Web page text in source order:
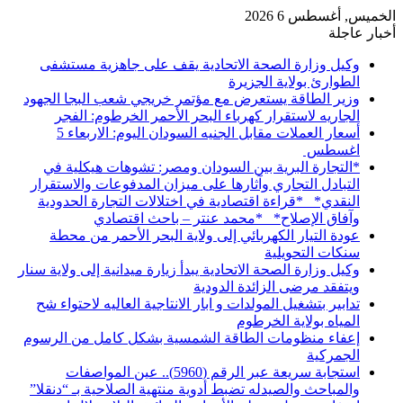
الخميس, أغسطس 6 2026
أخبار عاجلة
وكيل وزارة الصحة الاتحادية يقف على جاهزية مستشفى
الطوارئ بولاية الجزيرة
وزير الطاقة يستعرض مع مؤتمر خريجي شعب البجا الجهود
الجاريه لاستقرار كهرباء البحر الأحمر الخرطوم: الفجر
أسعار العملات مقابل الجنيه السودان اليوم: الاربعاء 5
اغسطس
*التجارة البرية بين السودان ومصر: تشوهات هيكلية في
التبادل التجاري وآثارها على ميزان المدفوعات والاستقرار
النقدي* *قراءة اقتصادية في اختلالات التجارة الحدودية
وآفاق الإصلاح* *محمد عنتر – باحث اقتصادي
عودة التيار الكهربائي إلى ولاية البحر الأحمر من محطة
سنكات التحويلية
وكيل وزارة الصحة الاتحادية يبدأ زيارة ميدانية إلى ولاية سنار
ويتفقد مرضى الزائدة الدودية
تدابير بتشغيل المولدات و ابار الانتاجية العاليه لاحتواء شح
المياه بولاية الخرطوم
إعفاء منظومات الطاقة الشمسية بشكل كامل من الرسوم
الجمركية
استجابة سريعة عبر الرقم (5960).. عين المواصفات
والمباحث والصيدله تضبط أدوية منتهية الصلاحية بـ “دنقلا”